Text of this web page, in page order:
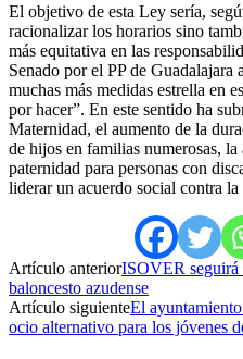
El objetivo de esta Ley sería,
racionalizar los horarios sino
más equitativa en las
Senado por el PP de Guadalajara
muchas más medidas estrella en
por hacer”. En este sentido ha
Maternidad, el aumento de la
de hijos en familias numerosas,
paternidad para personas con
liderar un acuerdo social contra
Artículo anteriorISOVER seguirá
baloncesto azudense
Artículo siguienteEl
ocio alternativo para los jóvenes